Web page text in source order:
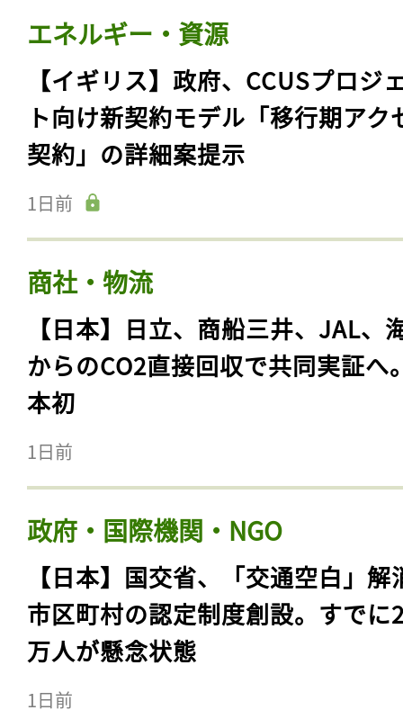
エネルギー・資源
【イギリス】政府、CCUSプロジ
ト向け新契約モデル「移行期アク
契約」の詳細案提示
1日前
商社・物流
【日本】日立、商船三井、JAL、
からのCO2直接回収で共同実証へ
本初
1日前
政府・国際機関・NGO
【日本】国交省、「交通空白」解
市区町村の認定制度創設。すでに
万人が懸念状態
1日前